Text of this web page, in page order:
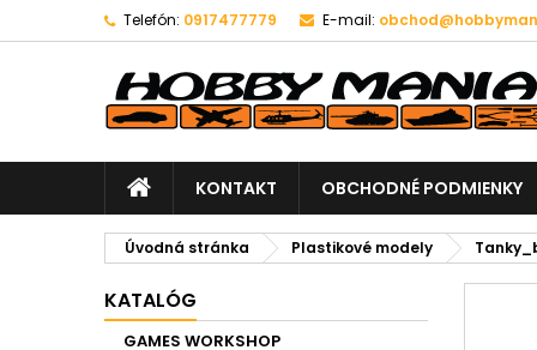
Telefón: 0917477779 E-mail:
KONTAKT OBCHODNÉ PODMIENKY
Úvodná stránka Plastikové modely
KATALÓG
GAMES WORKSHOP